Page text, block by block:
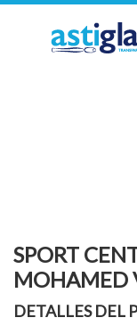
SPORT
MOHAMED
DETALLES DEL